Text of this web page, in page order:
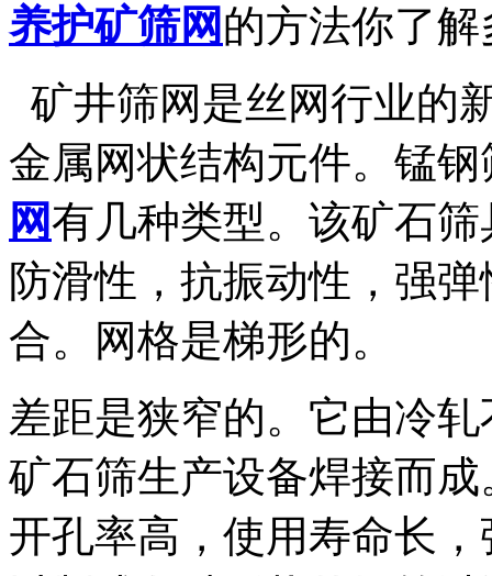
养护矿筛网 的方法你了解
矿井筛网是丝网行业的
金属网状结构元件。锰
网有几种类型。该矿石
防滑性，抗振动性，强
合。网格是梯形的。
差距是狭窄的。它由冷
矿石筛生产设备焊接而
开孔率高，使用寿命长